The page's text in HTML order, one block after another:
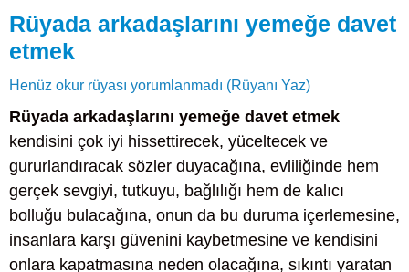
Rüyada arkadaşlarını yemeğe davet
etmek
Henüz okur rüyası yorumlanmadı (Rüyanı Yaz)
Rüyada arkadaşlarını yemeğe davet etmek
kendisini çok iyi hissettirecek, yüceltecek ve
gururlandıracak sözler duyacağına, evliliğinde hem
gerçek sevgiyi, tutkuyu, bağlılığı hem de kalıcı
bolluğu bulacağına, onun da bu duruma içerlemesine,
insanlara karşı güvenini kaybetmesine ve kendisini
onlara kapatmasına neden olacağına, sıkıntı yaratan